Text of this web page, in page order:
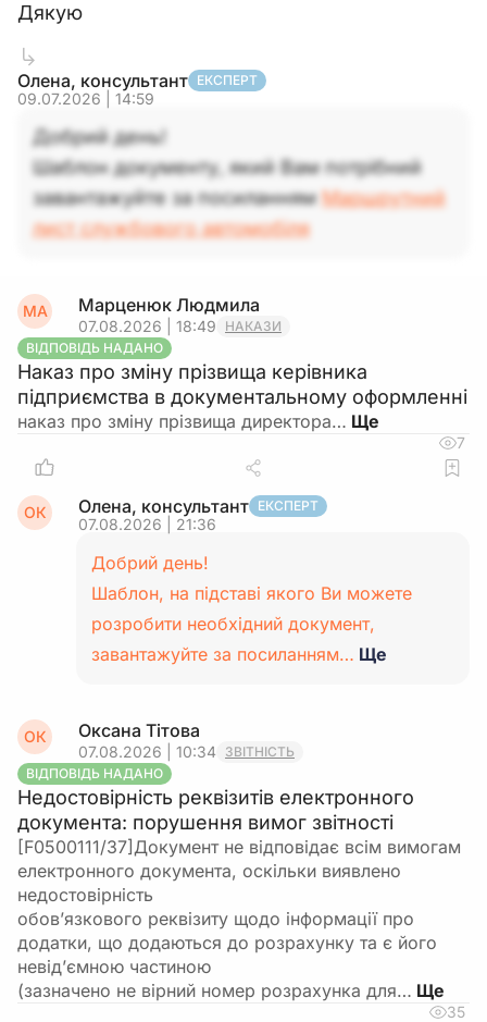
Дякую
Олена, консультант ЕКСПЕРТ
09.07.2026 | 14:59
Добрий день!
Шаблон документу, який Вам потрібний
завантажуйте за посиланнямМаршрутний
лист службового автомобіля
МА Марценюк Людмила
07.08.2026 | 18:49
НАКАЗИ
ВІДПОВІДЬ НАДАНО
Наказ про зміну прізвища керівника
підприємства в документальному оформленні
наказ про зміну прізвища директора…
7
ОК Олена, консультант ЕКСПЕРТ
07.08.2026 | 21:36
Добрий день!
Шаблон, на підставі якого Ви можете
розробити необхідний документ,
завантажуйте за посиланням… Ще
ОК Оксана Тітова
07.08.2026 | 10:34 ЗВІТНІСТЬ
ВІДПОВІДЬ НАДАНО
Недостовірність реквізитів електронного
документа: порушення вимог звітності
[F0500111/37]Документ не відповідає всім вимогам
електронного документа, оскільки виявлено
недостовірність
обов’язкового реквізиту щодо інформації про
додатки, що додаються до розрахунку та є його
невід’ємною частиною
(зазначено не вірний номер розрахунка для…
35